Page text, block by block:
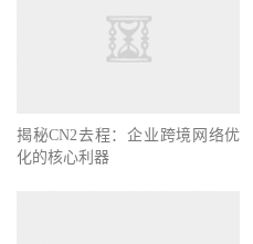
揭秘CN2去程：企业跨境网络优
化的核心利器